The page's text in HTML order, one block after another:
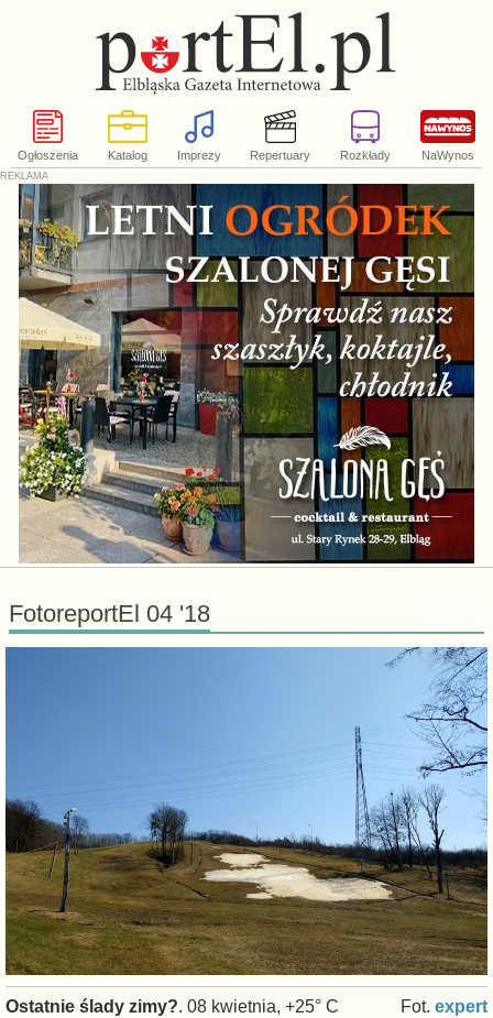
Ogłoszenia Katalog Imprezy Repertuary Rozkłady NaWynos
FotoreportEl 04 '18
Ostatnie ślady zimy?. 08 kwietnia, +25° C Fot.expert